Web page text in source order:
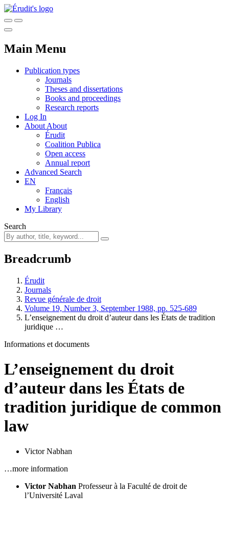
Main Menu
Publication types
Journals
Theses and dissertations
Books and proceedings
Research reports
Log In
About About
Érudit
Coalition Publica
Open access
Annual report
Advanced Search
EN
Français
English
My Library
Search
Breadcrumb
Érudit
Journals
Revue générale de droit
Volume 19, Number 3, September 1988, pp. 525-689
L’enseignement du droit d’auteur dans les États de tradition
juridique …
Informations et documents
L’enseignement du droit
d’auteur dans les États de
tradition juridique de common
law
Victor Nabhan
…more information
Victor Nabhan Professeur à la Faculté de droit de
l’Université Laval